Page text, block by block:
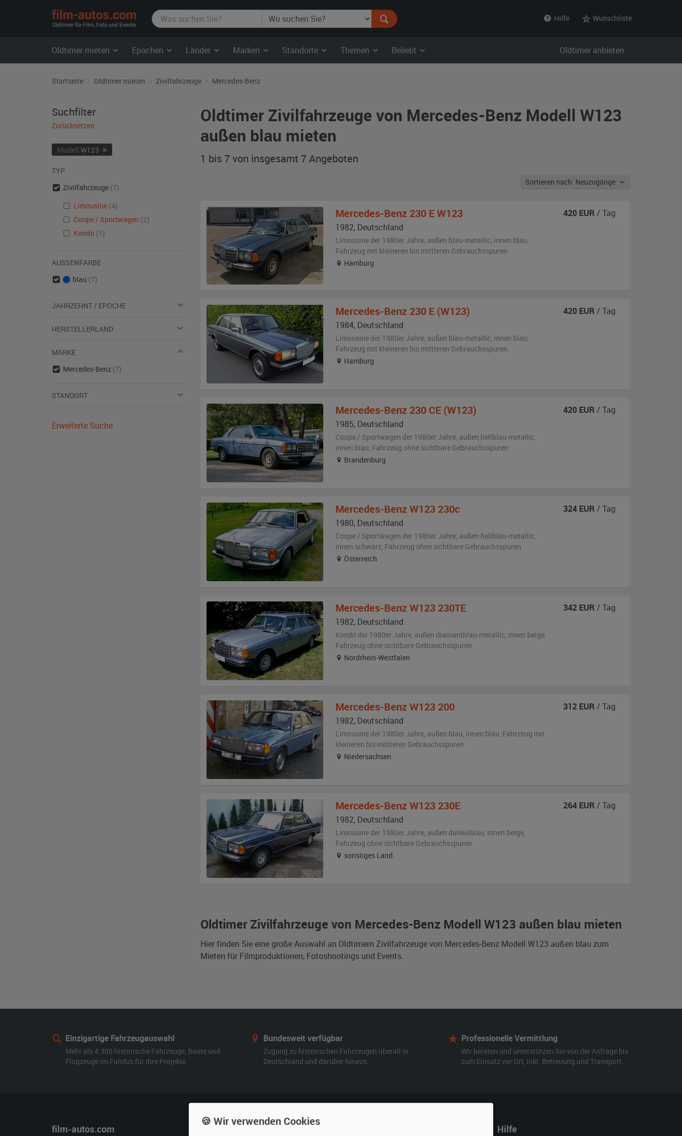
film-
autos.com
Hilfe Wunschliste
Oldtimer mieten Epochen Länder Marken Standorte Themen Beliebt Oldtimer anbieten
Startseite Oldtimer mieten Zivilfahrzeuge Mercedes-Benz
Oldtimer Zivilfahrzeuge von Mercedes-Benz Modell W123
außen blau mieten
1 bis 7 von insgesamt 7Angeboten
Sortieren nach: Neuzugänge
Oldtimer Zivilfahrzeuge von Mercedes-Benz Modell W123 außen blau mieten
Hier finden Sie eine große Auswahl an Oldtimern Zivilfahrzeuge von Mercedes-Benz Modell W123 außen blau zum
Mieten für Filmproduktionen, Fotoshootings und Events.
Mercedes-Benz 230 E W123
1982, Deutschland
Limousine der 1980er Jahre, außen blau-metallic, innen blau,
Fahrzeug mit kleineren bis mittleren Gebrauchsspuren
Hamburg
420 EUR / Tag
Mercedes-Benz 230 E (W123)
1984, Deutschland
Limousine der 1980er Jahre, außen blau-metallic, innen blau,
Fahrzeug mit kleineren bis mittleren Gebrauchsspuren
Hamburg
420 EUR / Tag
Mercedes-Benz 230 CE (W123)
1985, Deutschland
Coupe / Sportwagen der 1980er Jahre, außen hellblau-metallic,
innen blau, Fahrzeug ohne sichtbare Gebrauchsspuren
Brandenburg
420 EUR / Tag
Mercedes-Benz W123 230c
1980, Deutschland
Coupe / Sportwagen der 1980er Jahre, außen hellblau-metallic,
innen schwarz, Fahrzeug ohne sichtbare Gebrauchsspuren
Österreich
324 EUR / Tag
Mercedes-Benz W123 230TE
1982, Deutschland
Kombi der 1980er Jahre, außen diamantblau-metallic, innen beige,
Fahrzeug ohne sichtbare Gebrauchsspuren
Nordrhein-Westfalen
342 EUR / Tag
Mercedes-Benz W123 200
1982, Deutschland
Limousine der 1980er Jahre, außen blau, innen blau, Fahrzeug mit
kleineren bis mittleren Gebrauchsspuren
Niedersachsen
312 EUR / Tag
Mercedes-Benz W123 230E
1982, Deutschland
Limousine der 1980er Jahre, außen dunkelblau, innen beige,
Fahrzeug ohne sichtbare Gebrauchsspuren
sonstiges Land
264 EUR / Tag
Suchfilter
Zurücksetzen
Modell W123 ×
TYP
Zivilfahrzeuge (7)
Limousine (4)
Coupe / Sportwagen (2)
Kombi (1)
AUSSENFARBE
blau (7)
JAHRZEHNT / EPOCHE
HERSTELLERLAND
MARKE
Mercedes-Benz (7)
STANDORT
Erweiterte Suche
Einzigartige Fahrzeugauswahl
Mehr als 4.300 historische Fahrzeuge, Boote und
Flugzeuge im Fundus für Ihre Projekte.
Bundesweit verfügbar
Zugang zu historischen Fahrzeugen überall in
Deutschland und darüber hinaus.
Professionelle Vermittlung
Wir beraten und unterstützen Sie von der Anfrage bis
zum Einsatz vor Ort, inkl. Betreuung und Transport.
film-autos.com Mieten Hilfe
🍪 Wir verwenden Cookies